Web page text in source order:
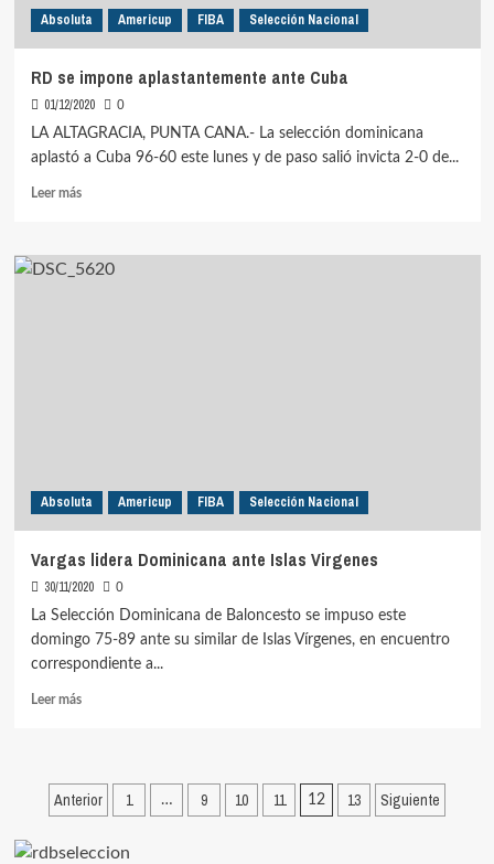
Absoluta Americup FIBA Selección Nacional
RD se impone aplastantemente ante Cuba
01/12/2020
0
LA ALTAGRACIA, PUNTA CANA.- La selección dominicana
aplastó a Cuba 96-60 este lunes y de paso salió invicta 2-0 de...
Leer másLeer
RD
se
Absoluta Americup FIBA Selección Nacional
Vargas lidera Dominicana ante Islas Virgenes
30/11/2020
0
La Selección Dominicana de Baloncesto se impuso este
domingo 75-89 ante su similar de Islas Vírgenes, en encuentro
correspondiente a...
Leer másLeer
lidera
Dominicana
Paginación
de
Anterior 1 … 9 10 11 12 13 Siguiente